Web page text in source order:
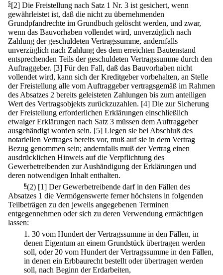
5[2] Die Freistellung nach Satz 1 Nr. 3 ist gesichert, wenn
gewährleistet ist, daß die nicht zu übernehmenden
Grundpfandrechte im Grundbuch gelöscht werden, und zwar,
wenn das Bauvorhaben vollendet wird, unverzüglich nach
Zahlung der geschuldeten Vertragssumme, andernfalls
unverzüglich nach Zahlung des dem erreichten Bautenstand
entsprechenden Teils der geschuldeten Vertragssumme durch den
Auftraggeber. [3] Für den Fall, daß das Bauvorhaben nicht
vollendet wird, kann sich der Kreditgeber vorbehalten, an Stelle
der Freistellung alle vom Auftraggeber vertragsgemäß im Rahmen
des Absatzes 2 bereits geleisteten Zahlungen bis zum anteiligen
Wert des Vertragsobjekts zurückzuzahlen. [4] Die zur Sicherung
der Freistellung erforderlichen Erklärungen einschließlich
etwaiger Erklärungen nach Satz 3 müssen dem Auftraggeber
ausgehändigt worden sein. [5] Liegen sie bei Abschluß des
notariellen Vertrages bereits vor, muß auf sie in dem Vertrag
Bezug genommen sein; andernfalls muß der Vertrag einen
ausdrücklichen Hinweis auf die Verpflichtung des
Gewerbetreibenden zur Aushändigung der Erklärungen und
deren notwendigen Inhalt enthalten.
6(2) [1] Der Gewerbetreibende darf in den Fällen des
Absatzes 1 die Vermögenswerte ferner höchstens in folgenden
Teilbeträgen zu den jeweils angegebenen Terminen
entgegennehmen oder sich zu deren Verwendung ermächtigen
lassen:
1. 30 vom Hundert der Vertragssumme in den Fällen, in
denen Eigentum an einem Grundstück übertragen werden
soll, oder 20 vom Hundert der Vertragssumme in den Fällen,
in denen ein Erbbaurecht bestellt oder übertragen werden
soll, nach Beginn der Erdarbeiten,